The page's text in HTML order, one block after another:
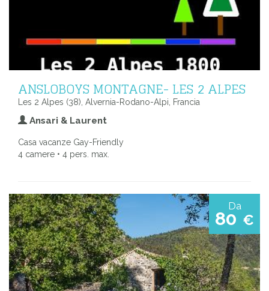
ANSLOBOYS MONTAGNE- LES 2 ALPES
Les 2 Alpes (38), Alvernia-Rodano-Alpi, Francia
Ansari & Laurent
Casa vacanze Gay-Friendly
4 camere • 4 pers. max.
Da
80 €